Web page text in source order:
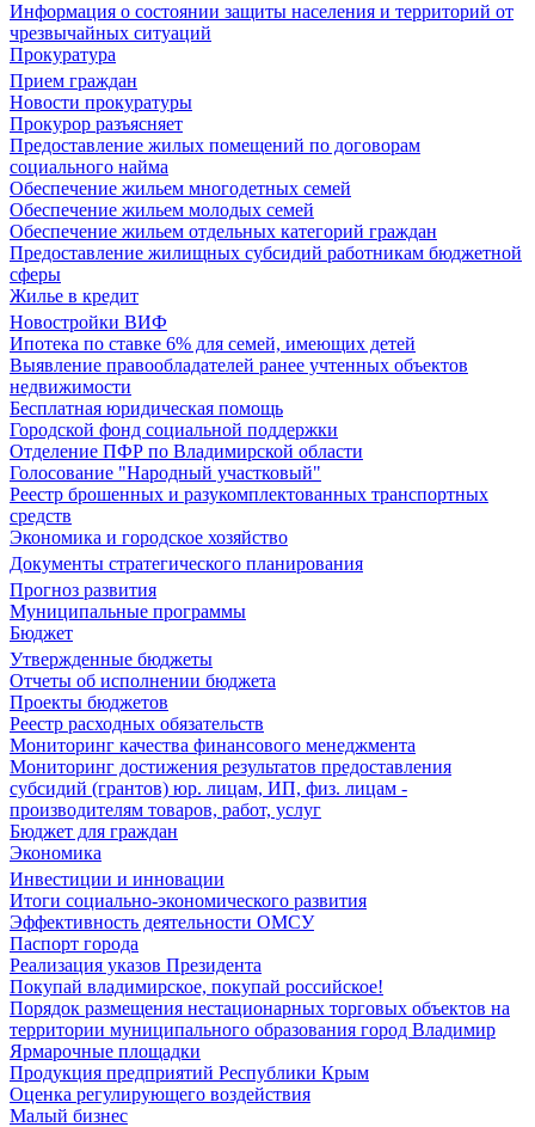
Информация о состоянии защиты населения и территорий от
чрезвычайных ситуаций
Прокуратура
Прием граждан
Новости прокуратуры
Прокурор разъясняет
Предоставление жилых помещений по договорам
социального найма
Обеспечение жильем многодетных семей
Обеспечение жильем молодых семей
Обеспечение жильем отдельных категорий граждан
Предоставление жилищных субсидий работникам бюджетной
сферы
Жилье в кредит
Новостройки ВИФ
Ипотека по ставке 6% для семей, имеющих детей
Выявление правообладателей ранее учтенных объектов
недвижимости
Бесплатная юридическая помощь
Городской фонд социальной поддержки
Отделение ПФР по Владимирской области
Голосование "Народный участковый"
Реестр брошенных и разукомплектованных транспортных
средств
Экономика и городское хозяйство
Документы стратегического планирования
Прогноз развития
Муниципальные программы
Бюджет
Утвержденные бюджеты
Отчеты об исполнении бюджета
Проекты бюджетов
Реестр расходных обязательств
Мониторинг качества финансового менеджмента
Мониторинг достижения результатов предоставления
субсидий (грантов) юр. лицам, ИП, физ. лицам -
производителям товаров, работ, услуг
Бюджет для граждан
Экономика
Инвестиции и инновации
Итоги социально-экономического развития
Эффективность деятельности ОМСУ
Паспорт города
Реализация указов Президента
Покупай владимирское, покупай российское!
Порядок размещения нестационарных торговых объектов на
территории муниципального образования город Владимир
Ярмарочные площадки
Продукция предприятий Республики Крым
Оценка регулирующего воздействия
Малый бизнес